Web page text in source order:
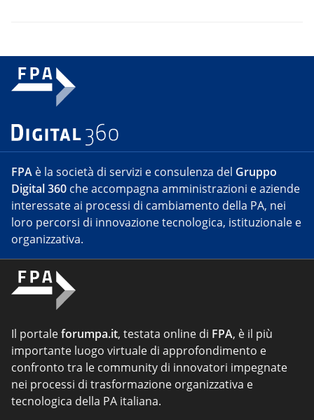
FPA è la società di servizi e consulenza del Gruppo
Digital 360 che accompagna amministrazioni e aziende
interessate ai processi di cambiamento della PA, nei
loro percorsi di innovazione tecnologica, istituzionale e
organizzativa.
Il portaleforumpa.it, testata online di FPA, è il più
importante luogo virtuale di approfondimento e
confronto tra le community di innovatori impegnate
nei processi di trasformazione organizzativa e
tecnologica della PA italiana.